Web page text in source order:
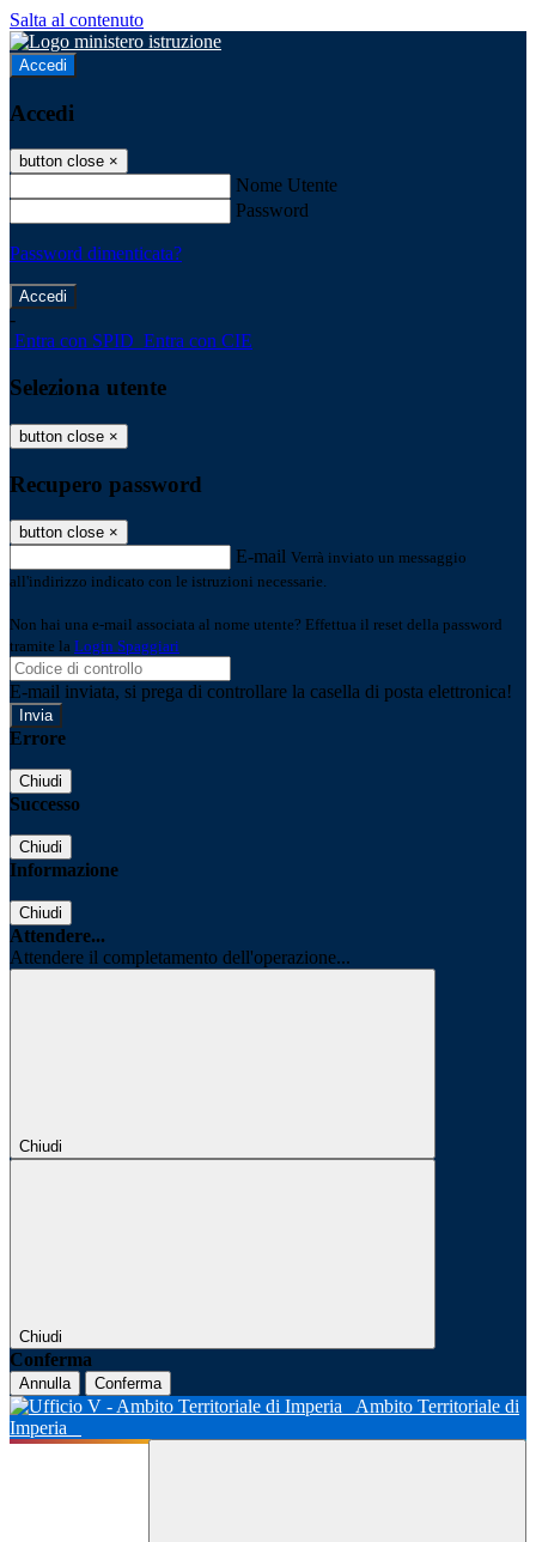
Salta al contenuto
Accedi
Accedi
button close ×
Nome Utente
Password
Password dimenticata?
-
Entra con SPID Entra con CIE
Seleziona utente
button close ×
Recupero password
button close ×
E-mail Verrà inviato un messaggio
all'indirizzo indicato con le istruzioni necessarie.
Non hai una e-mail associata al nome utente? Effettua il reset della password
tramite la Login Spaggiari
E-mail inviata, si prega di controllare la casella di posta elettronica!
Errore
Chiudi
Successo
Chiudi
Informazione
Chiudi
Attendere...
Attendere il completamento dell'operazione...
Chiudi
Chiudi
Conferma
Annulla Conferma
Ambito Territoriale di
Imperia